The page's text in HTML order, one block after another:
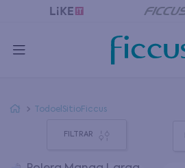
TodoelSitioFiccus
FILTRAR